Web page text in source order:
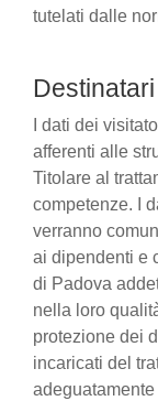
tutelati dalle
I dati dei
afferenti alle
Titolare al
competenze. I
verranno
ai dipendenti e
di Padova
nella loro
protezione dei
incaricati del
adeguatamente